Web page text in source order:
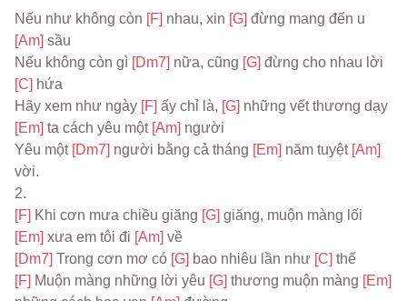
Nếu như không còn [F] nhau, xin [G]
[Am] sầu
Nếu không còn gì [Dm7] nữa, cũng [G]
[C] hứa
Hãy xem như ngày [F] ấy chỉ là, [G]
[Em] ta cách yêu một [Am] người
Yêu một [Dm7] người bằng cả tháng [Em] năm tuyệt
vời.
2.
[F] Khi cơn mưa chiều giăng [G]
[Em] xưa em tôi đi [Am] về
[Dm7] Trong cơn mơ có [G] bao nhiêu lần như [C] thế
[F] Muộn màng những lời yêu [G] thương muộn màng